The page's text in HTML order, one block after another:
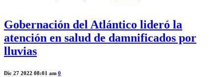
Gobernación del Atlántico lideró la
atención en salud de damnificados por
lluvias
Dic 27 2022 08:01 am 0